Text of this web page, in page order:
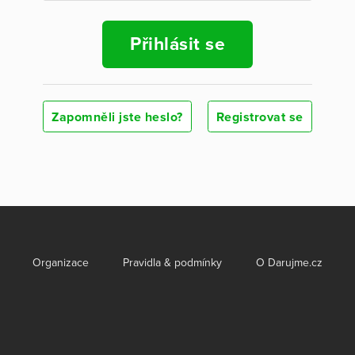
Přihlásit se
Zapomněli jste heslo? Registrovat se
Organizace Pravidla & podmínky O Darujme.cz